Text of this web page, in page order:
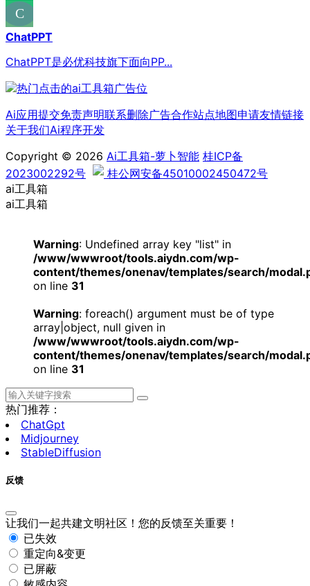
ChatPPT
ChatPPT是必优科技旗下面向PP...
Ai应用提交免责声明联系删除广告合作站点地图申请友情链接
关于我们Ai程序开发
Copyright © 2026 Ai工具箱-萝卜智能 桂ICP备
2023002292号
桂公网安备45010002450472号
ai工具箱
ai工具箱
Warning: Undefined array key "list" in
/www/wwwroot/tools.aiydn.com/wp-
content/themes/onenav/templates/search/
on line 31
Warning: foreach() argument must be of type
array|object, null given in
/www/wwwroot/tools.aiydn.com/wp-
content/themes/onenav/templates/search/
on line 31
热门推荐：
ChatGpt
Midjourney
StableDiffusion
反馈
让我们一起共建文明社区！您的反馈至关重要！
已失效
重定向&变更
已屏蔽